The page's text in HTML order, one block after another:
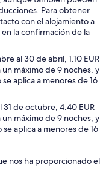
Para obtener
con el alojamiento a
la confirmación de la
al 30 de abril, 1.10 EUR
máximo de 9 noches, y
aplica a menores de 16
31 de octubre, 4.40 EUR
máximo de 9 noches, y
aplica a menores de 16
nos ha proporcionado el